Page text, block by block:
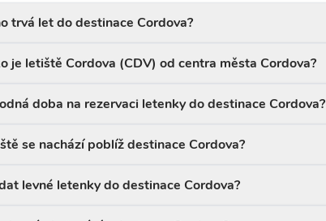
trvá let do destinace Cordova?
je letiště Cordova (CDV) od centra města Cordova?
doba na rezervaci letenky do destinace Cordova?
se nachází poblíž destinace Cordova?
levné letenky do destinace Cordova?